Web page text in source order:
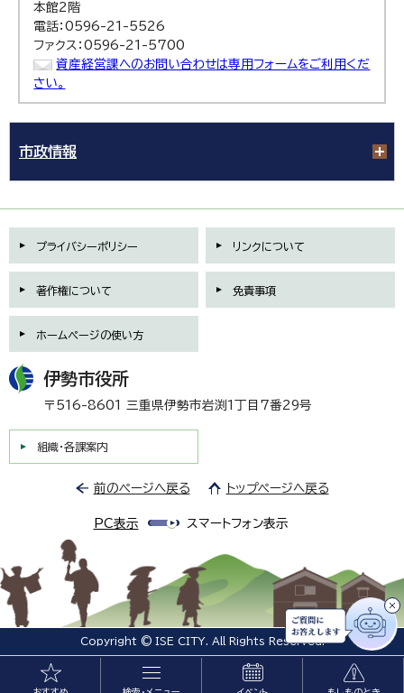
本館2階
電話：0596-21-5526
ファクス：0596-21-5700
資産経営課へのお問い合わせは専用フォームをご利用くだ
さい。
市政情報
プライバシーポリシー リンクについて
著作権について 免責事項
ホームページの使い方
伊勢市役所
〒516-8601 三重県伊勢市岩渕1丁目7番29号
組織・各課案内
前のページへ戻る トップページへ戻る
PC表示 スマートフォン表示
Copyright © ISE CITY. All Rights Reserved.